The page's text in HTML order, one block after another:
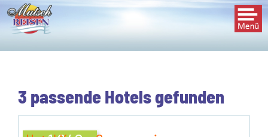
3 passende Hotels gefunden